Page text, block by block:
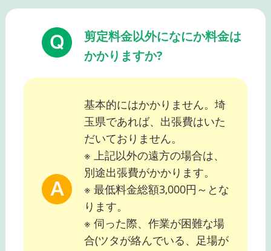
剪定料金以外になにか料金は
かかりますか?
基本的にはかかりません。埼
玉県であれば、出張費はいた
だいておりません。
※ 上記以外の遠方の場合は、
別途出張費がかかります。
※ 最低料金総額3,000円～とな
ります。
※ 伺った際、作業が困難な場
合(ツタが絡んでいる、足場が